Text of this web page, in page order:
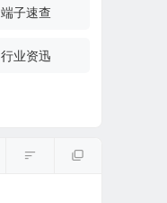
端子速查
行业资迅